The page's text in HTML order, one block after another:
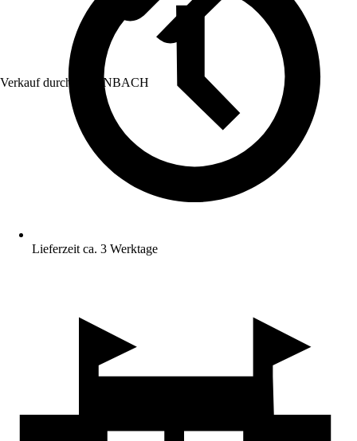
Verkauf durch: HORNBACH
Lieferzeit ca. 3 Werktage